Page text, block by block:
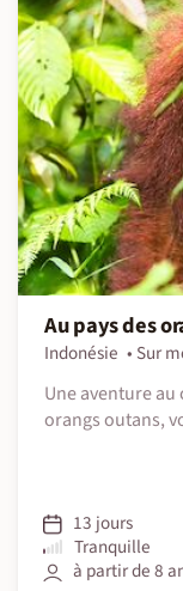
Au pays des
Indonésie Sur
Une aventure
orangs outans,
13 jours
Tranquille
à partir de 8